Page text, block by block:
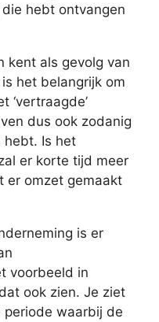
hebt ontvangen
kent als gevolg van
het belangrijk om
‘vertraagde’
dus ook zodanig
hebt. Is het
er korte tijd meer
er omzet gemaakt
is er
voorbeeld in
ook zien. Je ziet
waarbij de